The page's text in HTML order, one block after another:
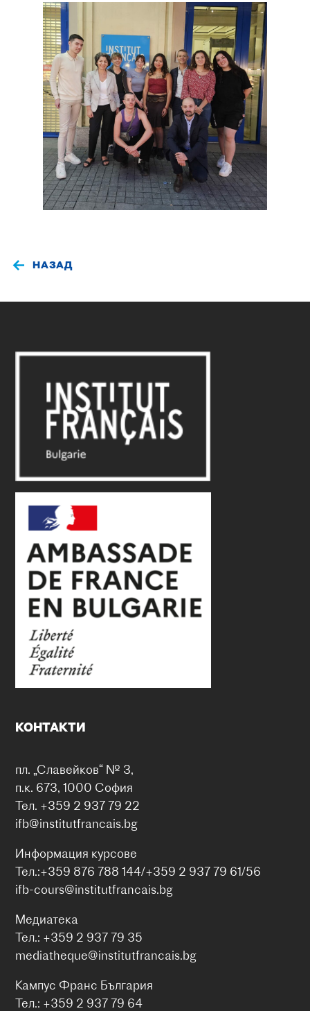
НАЗАД
КОНТАКТИ
пл. „Славейков“ № 3,
п.к. 673, 1000 София
Тел. +359 2 937 79 22
ifb@institutfrancais.bg
Информация курсове
Тел.:+359 876 788 144/+359 2 937 79 61/56
ifb-cours@institutfrancais.bg
Медиатека
Тел.: +359 2 937 79 35
mediatheque@institutfrancais.bg
Кампус Франс България
Тел.: +359 2 937 79 64